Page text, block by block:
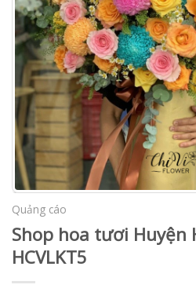
Quảng cáo
Shop hoa tươi Huyện
HCVLKT5